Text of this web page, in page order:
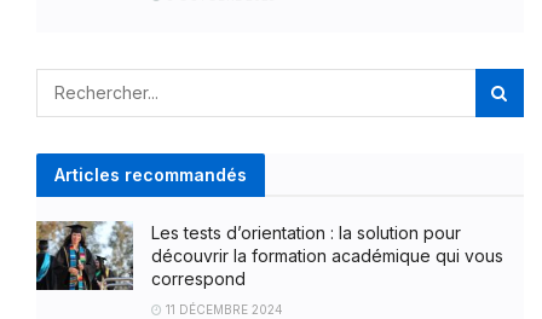
Articles recommandés
Les tests d’orientation : la solution pour
découvrir la formation académique qui vous
correspond
11 DÉCEMBRE 2024